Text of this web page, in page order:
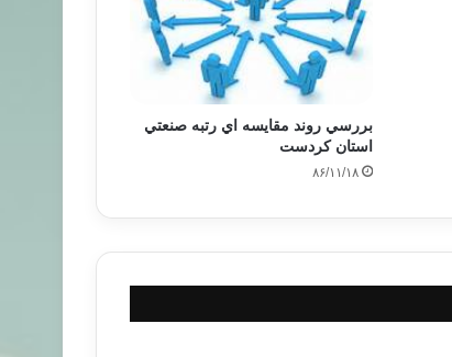
بررسي روند مقايسه اي رتبه صنعتي
استان كردست
۸۶/۱۱/۱۸